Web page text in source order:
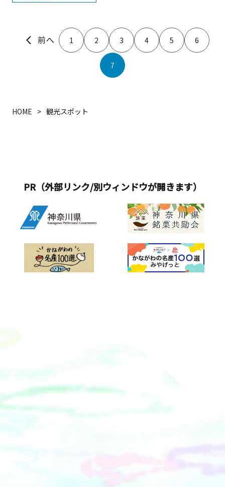
1 2 3 4 5 6
7
HOME 観光スポット
PR（外部リンク/別ウィンドウが開きます）